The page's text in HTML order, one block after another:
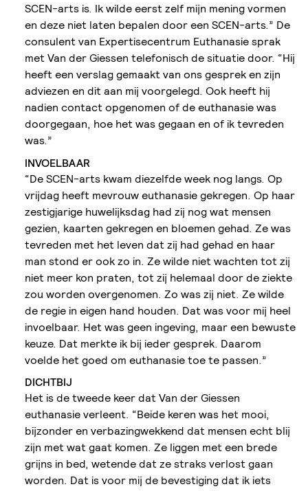
SCEN-arts is. Ik wilde eerst zelf mijn mening vormen
en deze niet laten bepalen door een SCEN-arts.” De
consulent van Expertisecentrum Euthanasie sprak
met Van der Giessen telefonisch de situatie door. “Hij
heeft een verslag gemaakt van ons gesprek en zijn
adviezen en dit aan mij voorgelegd. Ook heeft hij
nadien contact opgenomen of de euthanasie was
doorgegaan, hoe het was gegaan en of ik tevreden
was.”
INVOELBAAR
“De SCEN-arts kwam diezelfde week nog langs. Op
vrijdag heeft mevrouw euthanasie gekregen. Op haar
zestigjarige huwelijksdag had zij nog wat mensen
gezien, kaarten gekregen en bloemen gehad. Ze was
tevreden met het leven dat zij had gehad en haar
man stond er ook zo in. Ze wilde niet wachten tot zij
niet meer kon praten, tot zij helemaal door de ziekte
zou worden overgenomen. Zo was zij niet. Ze wilde
de regie in eigen hand houden. Dat was voor mij heel
invoelbaar. Het was geen ingeving, maar een bewuste
keuze. Dat merkte ik bij ieder gesprek. Daarom
voelde het goed om euthanasie toe te passen.”
DICHTBIJ
Het is de tweede keer dat Van der Giessen
euthanasie verleent. “Beide keren was het mooi,
bijzonder en verbazingwekkend dat mensen echt blij
zijn met wat gaat komen. Ze liggen met een brede
grijns in bed, wetende dat ze straks verlost gaan
worden. Dat is voor mij de bevestiging dat ik iets